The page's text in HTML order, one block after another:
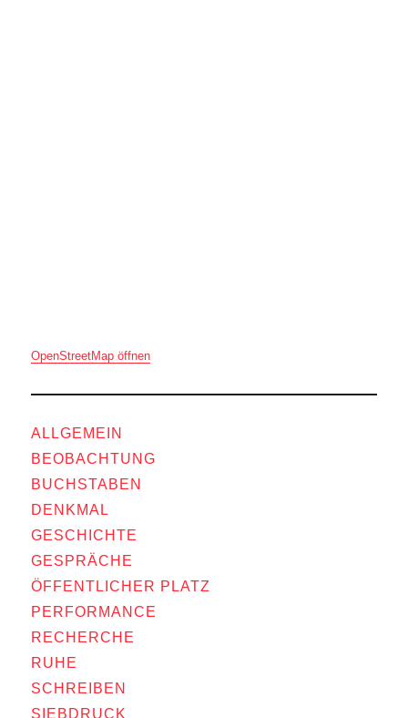
OpenStreetMap öffnen
ALLGEMEIN
BEOBACHTUNG
BUCHSTABEN
DENKMAL
GESCHICHTE
GESPRÄCHE
ÖFFENTLICHER PLATZ
PERFORMANCE
RECHERCHE
RUHE
SCHREIBEN
SIEBDRUCK